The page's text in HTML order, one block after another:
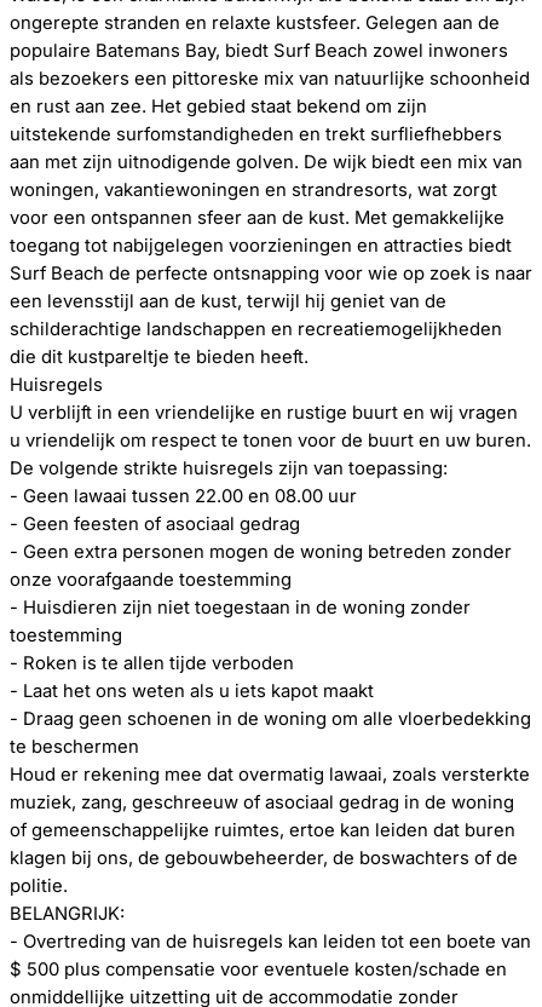
ongerepte stranden en relaxte kustsfeer. Gelegen aan de
populaire Batemans Bay, biedt Surf Beach zowel inwoners
als bezoekers een pittoreske mix van natuurlijke schoonheid
en rust aan zee. Het gebied staat bekend om zijn
uitstekende surfomstandigheden en trekt surfliefhebbers
aan met zijn uitnodigende golven. De wijk biedt een mix van
woningen, vakantiewoningen en strandresorts, wat zorgt
voor een ontspannen sfeer aan de kust. Met gemakkelijke
toegang tot nabijgelegen voorzieningen en attracties biedt
Surf Beach de perfecte ontsnapping voor wie op zoek is naar
een levensstijl aan de kust, terwijl hij geniet van de
schilderachtige landschappen en recreatiemogelijkheden
die dit kustpareltje te bieden heeft.
Huisregels
U verblijft in een vriendelijke en rustige buurt en wij vragen
u vriendelijk om respect te tonen voor de buurt en uw buren.
De volgende strikte huisregels zijn van toepassing:
- Geen lawaai tussen 22.00 en 08.00 uur
- Geen feesten of asociaal gedrag
- Geen extra personen mogen de woning betreden zonder
onze voorafgaande toestemming
- Huisdieren zijn niet toegestaan ​​in de woning zonder
toestemming
- Roken is te allen tijde verboden
- Laat het ons weten als u iets kapot maakt
- Draag geen schoenen in de woning om alle vloerbedekking
te beschermen
Houd er rekening mee dat overmatig lawaai, zoals versterkte
muziek, zang, geschreeuw of asociaal gedrag in de woning
of gemeenschappelijke ruimtes, ertoe kan leiden dat buren
klagen bij ons, de gebouwbeheerder, de boswachters of de
politie.
BELANGRIJK:
- Overtreding van de huisregels kan leiden tot een boete van
$ 500 plus compensatie voor eventuele kosten/schade en
onmiddellijke uitzetting uit de accommodatie zonder